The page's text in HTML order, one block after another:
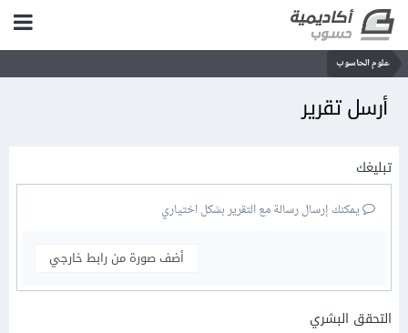
علوم الحاسوب
أرسل تقرير
تبليغك
يمكنك إرسال رسالة مع التقرير بشكل اختياري
أضف صورة من رابط خارجي
التحقق البشري